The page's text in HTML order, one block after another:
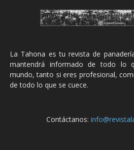
La Tahona es tu revista de
mantendrá informado de todo lo
mundo, tanto si eres profesional,
de todo lo que se cuece.
Contáctanos: